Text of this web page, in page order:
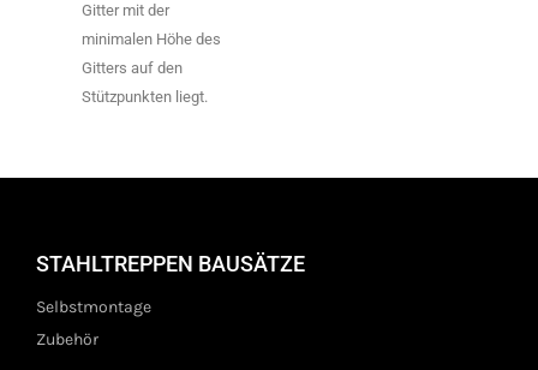
Gitter mit der
minimalen Höhe des
Gitters auf den
Stützpunkten liegt.
STAHLTREPPEN BAUSÄTZE
Selbstmontage
Zubehör